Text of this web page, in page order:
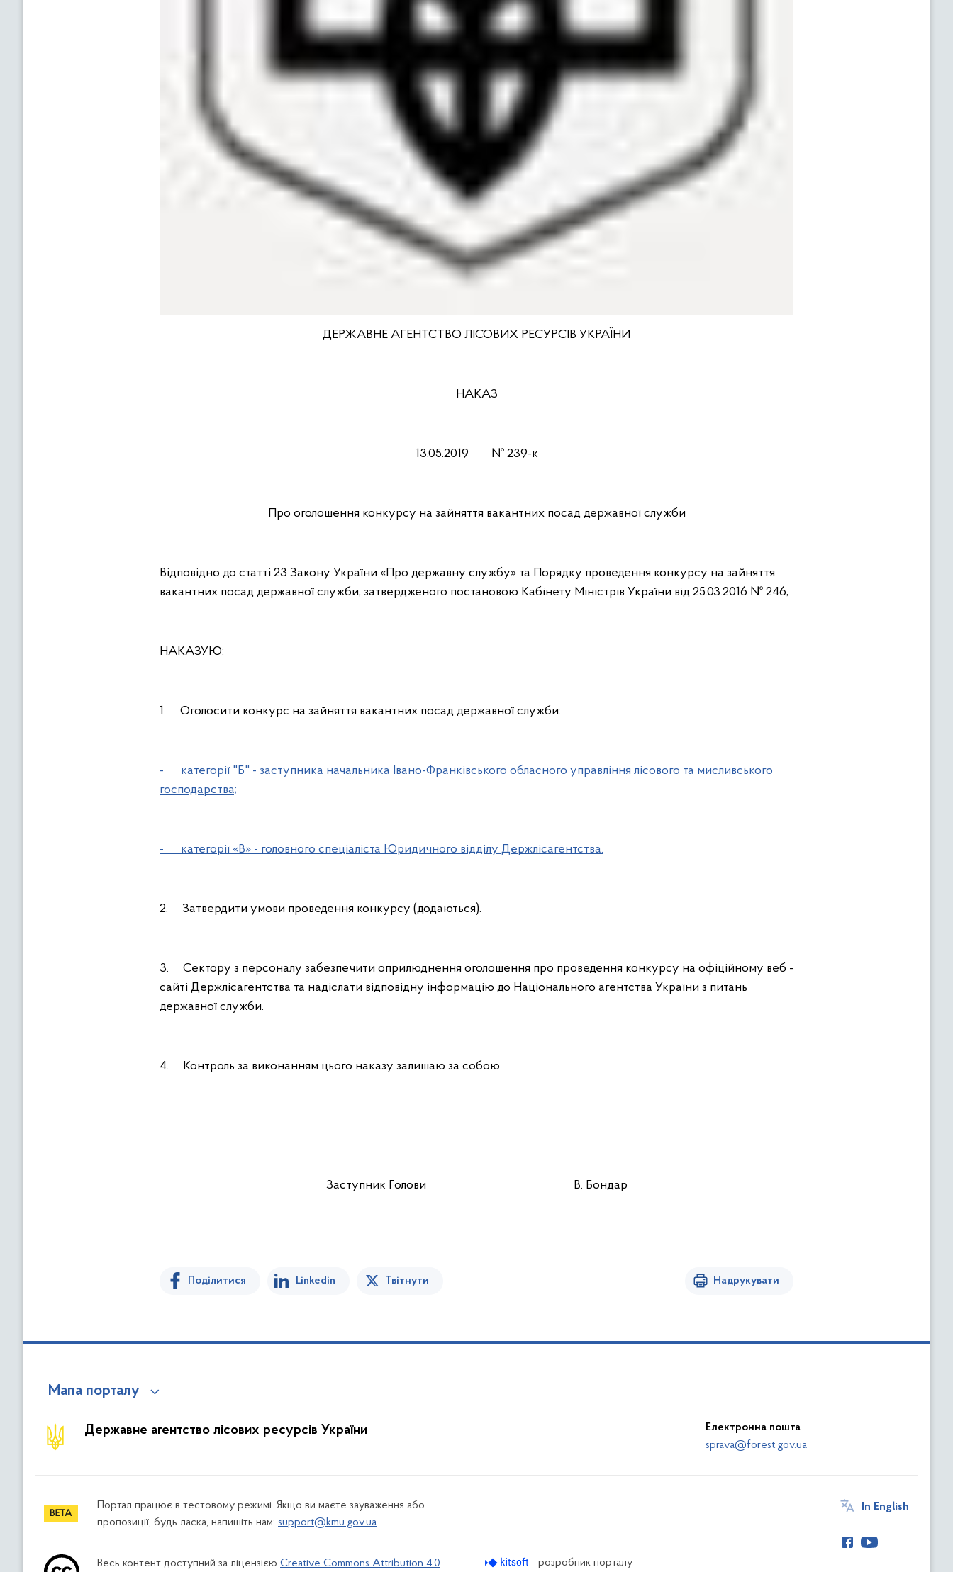
ДЕРЖАВНЕ АГЕНТСТВО ЛІСОВИХ РЕСУРСІВ УКРАЇНИ
НАКАЗ
13.05.2019 № 239-к
Про оголошення конкурсу на зайняття вакантних посад державної служби
Відповідно до статті 23 Закону України «Про державну службу» та Порядку проведення конкурсу на зайняття
вакантних посад державної служби, затвердженого постановою Кабінету Міністрів України від 25.03.2016 № 246,
НАКАЗУЮ:
1. Оголосити конкурс на зайняття вакантних посад державної служби:
- категорії "Б" - заступника начальника Івано-Франківського обласного управління лісового та мисливського
господарства;
- категорії «В» - головного спеціаліста Юридичного відділу Держлісагентства.
2. Затвердити умови проведення конкурсу (додаються).
3. Сектору з персоналу забезпечити оприлюднення оголошення про проведення конкурсу на офіційному веб -
сайті Держлісагентства та надіслати відповідну інформацію до Національного агентства України з питань
державної служби.
4. Контроль за виконанням цього наказу залишаю за собою.
Заступник Голови В. Бондар
Поділитися Linkedin Твітнути Надрукувати
Мапа порталу
Державне агентство лісових ресурсів України
Електронна пошта
sprava@forest.gov.ua
Портал працює в тестовому режимі. Якщо ви маєте зауваження або
пропозиції, будь ласка, напишіть нам: support@kmu.gov.ua
In English
Весь контент доступний за ліцензією Creative Commons Attribution 4.0 розробник порталу